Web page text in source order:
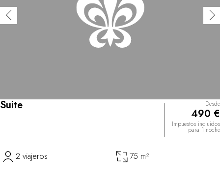
Suite Desde
490 €
Impuestos incluidos
para 1 noche
2 viajeros 75 m²